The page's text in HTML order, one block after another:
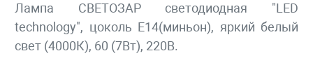
Лампа СВЕТОЗАР светодиодная "LED
technology", цоколь E14(миньон), яркий белый
свет (4000К), 60 (7Вт), 220В.